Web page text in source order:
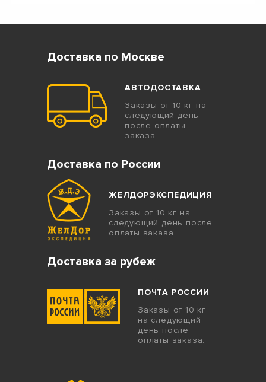
Доставка по Москве
АВТОДОСТАВКА
Заказы от 10 кг на
следующий день
после оплаты
заказа.
Доставка по России
ЖЕЛДОРЭКСПЕДИЦИЯ
Заказы от 10 кг на
следующий день после
оплаты заказа.
Доставка за рубеж
ПОЧТА РОССИИ
Заказы от 10 кг
на следующий
день после
оплаты заказа.